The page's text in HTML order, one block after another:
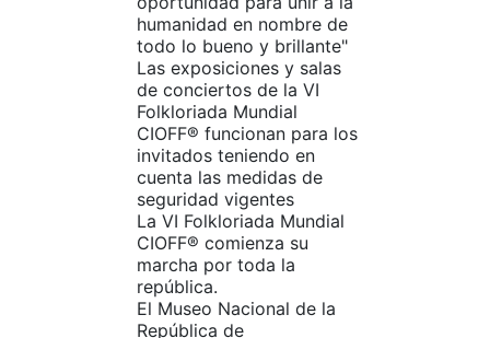
humanidad en nombre de
todo lo bueno y brillante"
Las exposiciones y salas
de conciertos de la VI
Folkloriada Mundial
CIOFF®️ funcionan para los
invitados teniendo en
cuenta las medidas de
seguridad vigentes
La VI Folkloriada Mundial
CIOFF®️ comienza su
marcha por toda la
república.
El Museo Nacional de la
República de